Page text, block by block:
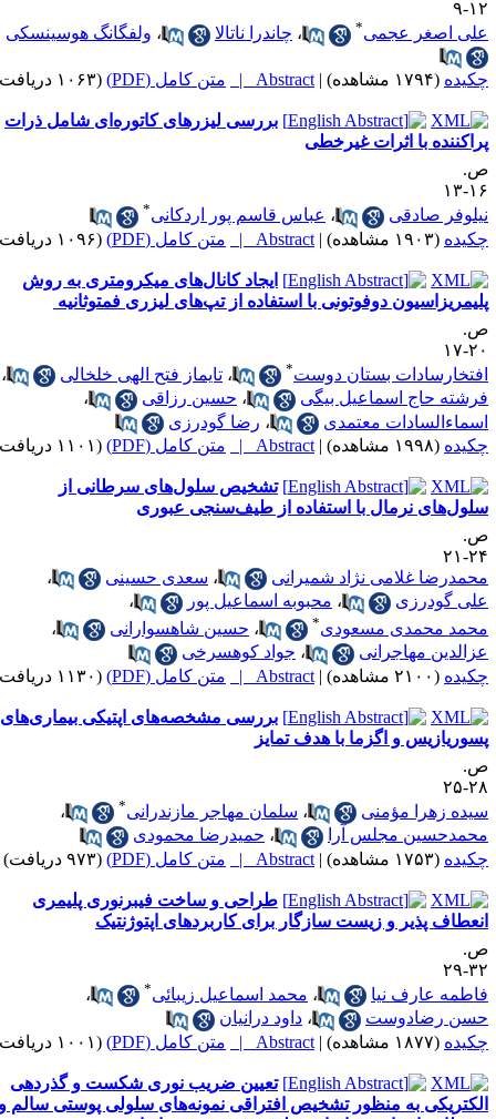
۹
اصغر عجمی
،چاندرا ناتالا ،ولفگانگ هوسینسکی
(۱۷۹۴ مشاهده) |
Abstract | متن کامل (PDF) (۱۰۶۳ دریافت)
بررسی لیزرهای کاتوره­‌ای شامل ذرات
با اثرات غیرخطی
۱۳
صادقی
،عباس قاسم پور اردکانی
(۱۹۰۳ مشاهده) |
Abstract | متن کامل (PDF) (۱۰۹۶ دریافت)
ایجاد کانال­‌های میکرومتری به روش
دوفوتونی با استفاده از تپ­‌های لیزری فمتوثانیه
۱۷
بستان دوست
،تایماز فتح الهی خلخالی
،
حاج اسماعیل بیگی
،حسین رزاقی
،
معتمدی
،رضا گودرزی
(۱۹۹۸ مشاهده) |
Abstract | متن کامل (PDF) (۱۱۰۱ دریافت)
تشخیص سلول‌‌های سرطانی از
نرمال با استفاده از طیف‌سنجی عبوری
۲۱
غلامی نژاد شمیرانی
،سعدی حسینی
،
گودرزی
،محبوبه اسماعیل پور
،
محمدی مسعودی
،حسین شاهسوارانی
،
مهاجرانی
،جواد کوهسرخی
(۲۱۰۰ مشاهده) |
Abstract | متن کامل (PDF) (۱۱۳۰ دریافت)
بررسی مشخصه‌های اپتیکی بیماری‌‌های
و اگزما با هدف تمایز
۲۵
زهرا مؤمنی
،سلمان مهاجر مازندرانی
،
مجلس آرا
،حمیدرضا محمودی
(۱۷۵۳ مشاهده) |
Abstract | متن کامل (PDF) (۹۷۳ دریافت)
طراحی و ساخت فیبرنوری پلیمری
پذیر و زیست سازگار برای کاربردهای اپتوژنتیک
۲۹
عارف نیا
،محمد اسماعیل زیبائی
،
رضادوست
،داود درانیان
(۱۸۷۷ مشاهده) |
Abstract | متن کامل (PDF) (۱۰۰۱ دریافت)
تعیین ضریب نوری شکست و گذردهی
به منظور تشخیص افتراقی نمونه‌های سلولی پوستی سالم و